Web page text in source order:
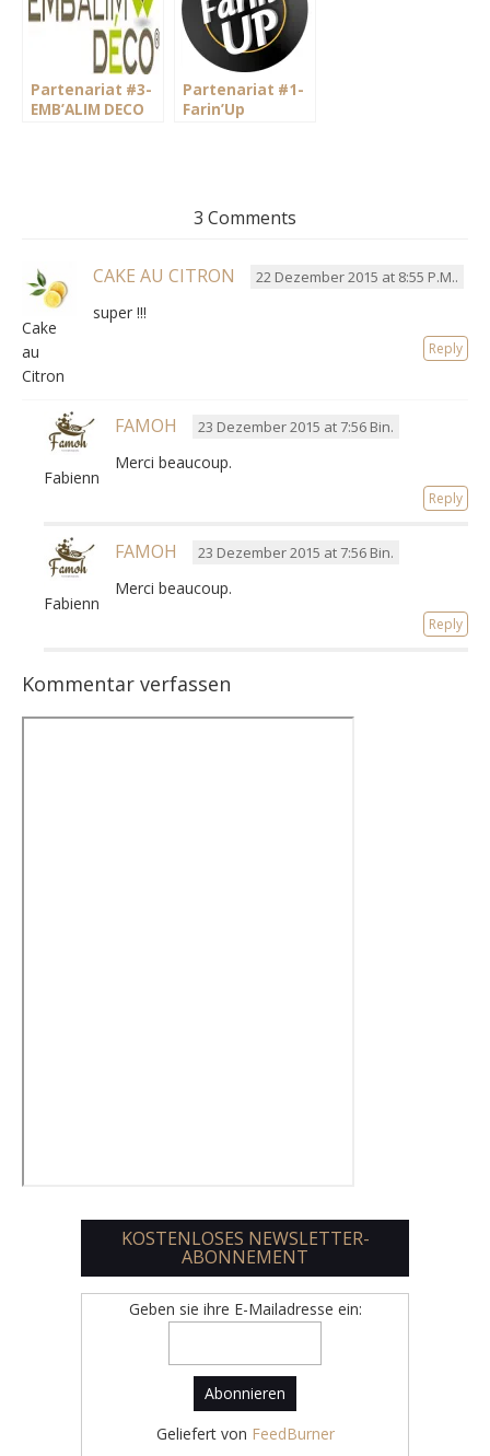
Partenariat #3-
EMB’ALIM DECO
Partenariat #1-
Farin’Up
3 Comments
Cake
au
Citron
CAKE AU CITRON 22 Dezember 2015 at 8:55 P.M..
super !!!
Reply
Fabienne
FAMOH 23 Dezember 2015 at 7:56 Bin.
Merci beaucoup.
Reply
Fabienne
FAMOH 23 Dezember 2015 at 7:56 Bin.
Merci beaucoup.
Reply
Kommentar verfassen
KOSTENLOSES NEWSLETTER-
ABONNEMENT
Geben sie ihre E-Mailadresse ein:
Geliefert von FeedBurner